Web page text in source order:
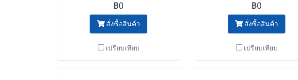
฿0
สั่งซื้อสินค้า
เปรียบเทียบ
฿0
สั่งซื้อสินค้า
เปรียบเทียบ